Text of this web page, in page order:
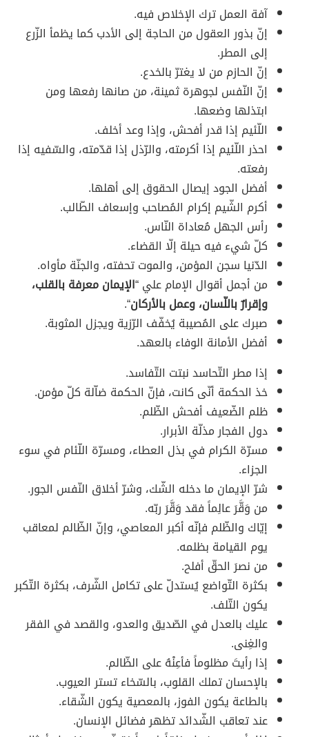
آفة العمل ترك الإخلاص فيه.
إنّ بذور العقول من الحاجة إلى الأدب كما يظمأ الزّرع
إلى المطر.
إنّ الحازم من لا يغترّ بالخدع.
إنّ النّفس لجوهرة ثمينة، من صانها رفعها ومن
ابتذلها وضعها.
اللّئيم إذا قدر أفحش، وإذا وعد أخلف.
احذر اللّئيم إذا أكرمته، والرّذل إذا قدّمته، والسّفيه إذا
رفعته.
أفضل الجود إيصال الحقوق إلى أهلها.
أكرم الشّيم إكرام المُصاحب وإسعاف الطّالب.
رأس الجهل مُعاداة النّاس.
كلّ شيء فيه حيلة إلّا القضاء.
الدّنيا سجن المؤمن، والموت تحفته، والجنّة مأواه.
من أجمل أقوال الإمام علي “الإيمان معرفة بالقلب،
وإقرارٌ باللّسان، وعمل بالأركان“.
صبرك على المُصيبة يُخفّف الرّزية ويجزل المثوبة.
أفضل الأمانة الوفاء بالعهد.
إذا مطر التّحاسد نبتت التّفاسد.
خذ الحكمة أنّى كانت، فإنّ الحكمة ضاّلة كلّ مؤمن.
ظلم الضّعيف أفحش الظّلم.
دول الفجار مذلّة الأبرار.
مسرّة الكرام في بذل العطاء، ومسرّة اللّئام في سوء
الجزاء.
شرّ الإيمان ما دخله الشّك، وشرّ أخلاق النّفس الجور.
من وَقَّرَ عالِماً فقد وَقَّرَ ربّه.
إيّاك والظّلم فإنّه أكبر المعاصي، وإنّ الظّالم لمعاقب
يوم القيامة بظلمه.
من نصرَ الحقّ أفلح.
بكثرة التّواضع يُستدلّ على تكامل الشّرف، بكثرة التّكبر
يكون التّلف.
عليك بالعدل في الصّديق والعدو، والقصد في الفقر
والغِنى.
إذا رأيتَ مظلوماً فأعِنْهُ على الظّالم.
بالإحسان تملك القلوب، بالسّخاء تستر العيوب.
بالطاعة يكون الفوز، بالمعصية يكون الشّقاء.
عند تعاقب الشّدائد تظهر فضائل الإنسان.